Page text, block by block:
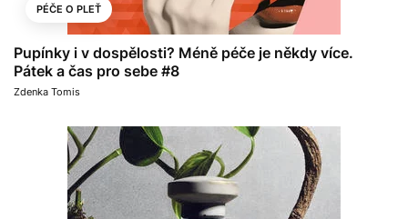
PÉČE O PLEŤ
Pupínky i v dospělosti? Méně péče je někdy více.
Pátek a čas pro sebe #8
Zdenka Tomis